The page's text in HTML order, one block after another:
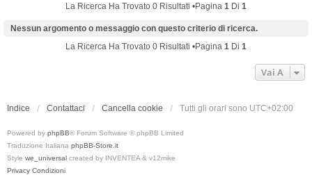
La Ricerca Ha Trovato 0 Risultati •Pagina 1 Di 1
Nessun argomento o messaggio con questo criterio di ricerca.
La Ricerca Ha Trovato 0 Risultati •Pagina 1 Di 1
Vai A
Indice Contattaci Cancella cookie Tutti gli orari sono UTC+02:00
Powered by phpBB® Forum Software © phpBB Limited
Traduzione Italiana phpBB-Store.it
Style we_universal created by INVENTEA & v12mike
Privacy Condizioni